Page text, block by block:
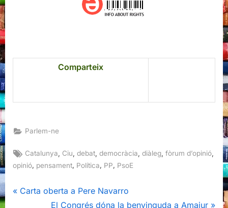
Comparteix
Parlem-ne
Tags:
Catalunya Ciu ,debat ,democràcia ,diàleg ,fòrum d’opinió
opinió, pensament, Política, PP, PsoE
Navegació
P
Carta oberta a Pere Navarro
N
El Congrés dóna la benvinguda a Amaiur